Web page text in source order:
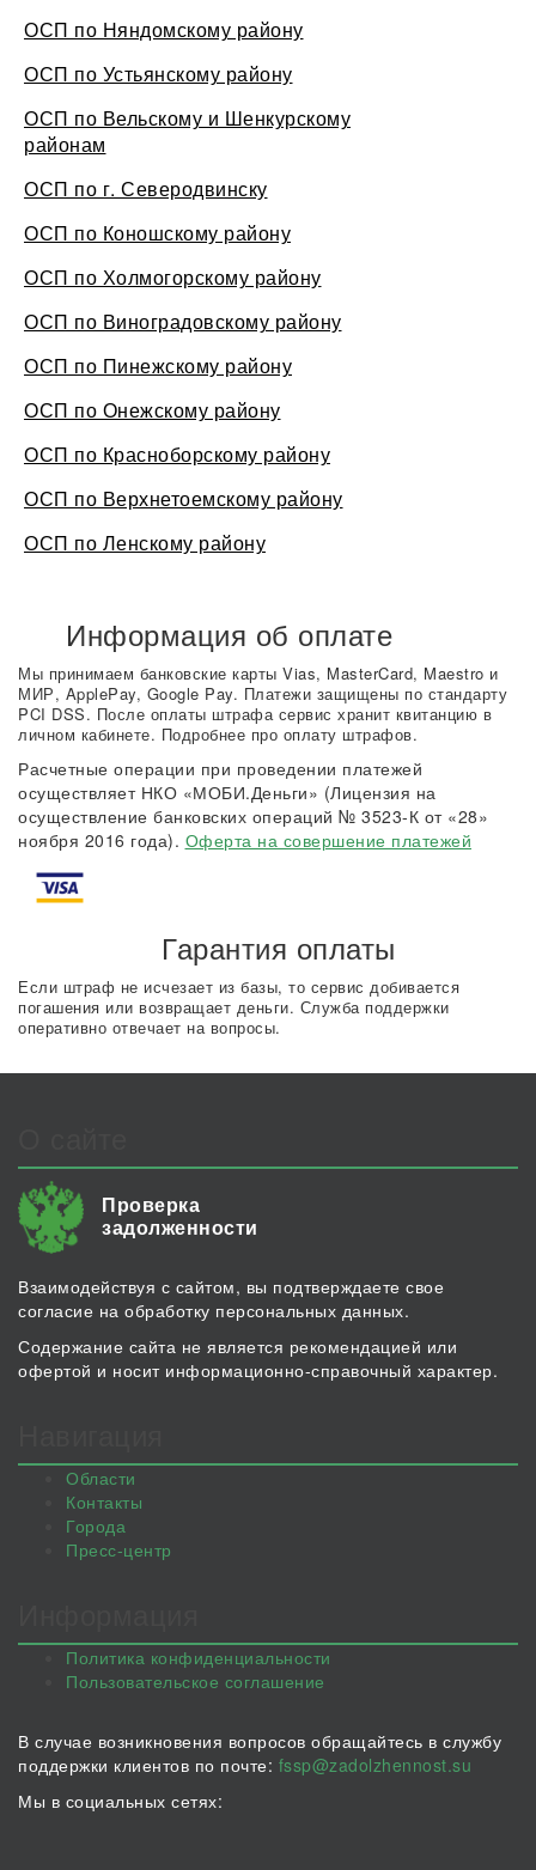
ОСП по Няндомскому району
ОСП по Устьянскому району
ОСП по Вельскому и Шенкурскому
районам
ОСП по г. Северодвинску
ОСП по Коношскому району
ОСП по Холмогорскому району
ОСП по Виноградовскому району
ОСП по Пинежскому району
ОСП по Онежскому району
ОСП по Красноборскому району
ОСП по Верхнетоемскому району
ОСП по Ленскому району
Информация об оплате
Мы принимаем банковские карты Vias, MasterCard, Maestro и
МИР, ApplePay, Google Pay. Платежи защищены по стандарту
PCI DSS. После оплаты штрафа сервис хранит квитанцию в
личном кабинете. Подробнее про оплату штрафов.
Расчетные операции при проведении платежей
осуществляет НКО «МОБИ.Деньги» (Лицензия на
осуществление банковских операций № 3523-К от «28»
ноября 2016 года). Оферта на совершение платежей
Гарантия оплаты
Если штраф не исчезает из базы, то сервис добивается
погашения или возвращает деньги. Служба поддержки
оперативно отвечает на вопросы.
Проверка
задолженности
Взаимодействуя с сайтом, вы подтверждаете свое
согласие на обработку персональных данных.
Содержание сайта не является рекомендацией или
офертой и носит информационно-справочный характер.
Области
Контакты
Города
Пресс-центр
Политика конфиденциальности
Пользовательское соглашение
В случае возникновения вопросов обращайтесь в службу
поддержки клиентов по почте: fssp@zadolzhennost.su
Мы в социальных сетях: